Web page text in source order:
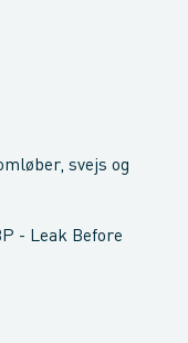
svejs og
- Leak Before